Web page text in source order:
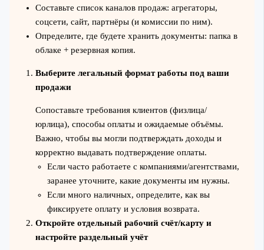
Составьте список каналов продаж: агрегаторы,
соцсети, сайт, партнёры (и комиссии по ним).
Определите, где будете хранить документы: папка в
облаке + резервная копия.
Выберите легальный формат работы под ваши
продажи
Сопоставьте требования клиентов (физлица/
юрлица), способы оплаты и ожидаемые объёмы.
Важно, чтобы вы могли подтверждать доходы и
корректно выдавать подтверждение оплаты.
Если часто работаете с компаниями/агентствами,
заранее уточните, какие документы им нужны.
Если много наличных, определите, как вы
фиксируете оплату и условия возврата.
Откройте отдельный рабочий счёт/карту и
настройте раздельный учёт